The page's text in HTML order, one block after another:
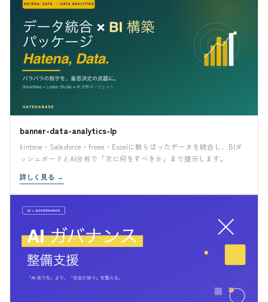
banner-data-analytics-lp
kintone・Salesforce・freee・Excelに散らばったデータを統合し、BIダ
ッシュボードとAI分析で「次に何をすべきか」まで提示します。
詳しく見る →